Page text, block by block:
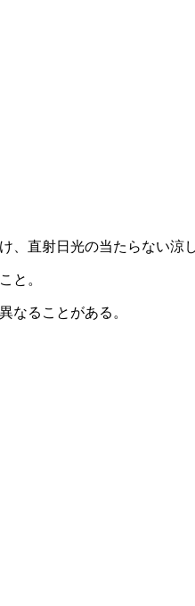
直射日光の当たらない涼
と。
なることがある。